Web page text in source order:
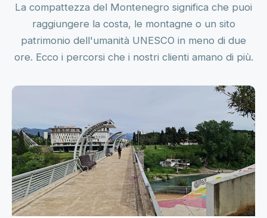
La compattezza del Montenegro significa che puoi
raggiungere la costa, le montagne o un sito
patrimonio dell'umanità UNESCO in meno di due
ore. Ecco i percorsi che i nostri clienti amano di più.